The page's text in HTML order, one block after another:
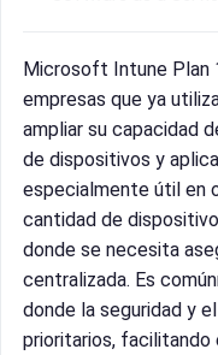
Microsoft Intune Plan
empresas que ya
ampliar su capacidad
de dispositivos y
especialmente útil en
cantidad de
donde se necesita
centralizada. Es
donde la seguridad y
prioritarios,